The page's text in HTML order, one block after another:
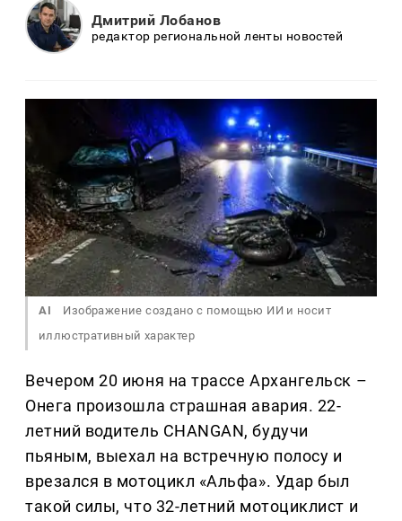
Дмитрий Лобанов
редактор региональной ленты новостей
AI
Изображение создано с помощью ИИ и носит
иллюстративный характер
Вечером 20 июня на трассе Архангельск –
Онега произошла страшная авария. 22-
летний водитель CHANGAN, будучи
пьяным, выехал на встречную полосу и
врезался в мотоцикл «Альфа». Удар был
такой силы, что 32-летний мотоциклист и